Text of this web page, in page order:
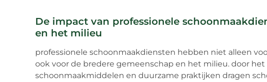
De impact van professionele
en het milieu
professionele schoonmaakdiensten hebben niet alleen
ook voor de bredere gemeenschap en het milieu. door
schoonmaakmiddelen en duurzame praktijken dragen